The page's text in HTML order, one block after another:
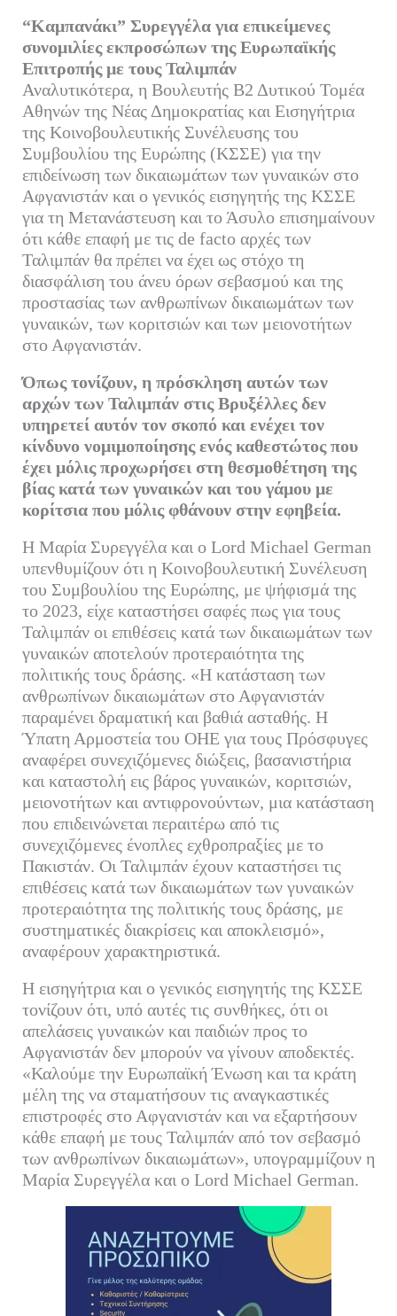
“Καμπανάκι” Συρεγγέλα για επικείμενες
συνομιλίες εκπροσώπων της Ευρωπαϊκής
Επιτροπής με τους Ταλιμπάν
Αναλυτικότερα, η Βουλευτής Β2 Δυτικού Τομέα
Αθηνών της Νέας Δημοκρατίας και Εισηγήτρια
της Κοινοβουλευτικής Συνέλευσης του
Συμβουλίου της Ευρώπης (ΚΣΣΕ) για την
επιδείνωση των δικαιωμάτων των γυναικών στο
Αφγανιστάν και ο γενικός εισηγητής της ΚΣΣΕ
για τη Μετανάστευση και το Άσυλο επισημαίνουν
ότι κάθε επαφή με τις de facto αρχές των
Ταλιμπάν θα πρέπει να έχει ως στόχο τη
διασφάλιση του άνευ όρων σεβασμού και της
προστασίας των ανθρωπίνων δικαιωμάτων των
γυναικών, των κοριτσιών και των μειονοτήτων
στο Αφγανιστάν.
Όπως τονίζουν, η πρόσκληση αυτών των
αρχών των Ταλιμπάν στις Βρυξέλλες δεν
υπηρετεί αυτόν τον σκοπό και ενέχει τον
κίνδυνο νομιμοποίησης ενός καθεστώτος που
έχει μόλις προχωρήσει στη θεσμοθέτηση της
βίας κατά των γυναικών και του γάμου με
κορίτσια που μόλις φθάνουν στην εφηβεία.
Η Μαρία Συρεγγέλα και ο Lord Michael German
υπενθυμίζουν ότι η Κοινοβουλευτική Συνέλευση
του Συμβουλίου της Ευρώπης, με ψήφισμά της
το 2023, είχε καταστήσει σαφές πως για τους
Ταλιμπάν οι επιθέσεις κατά των δικαιωμάτων των
γυναικών αποτελούν προτεραιότητα της
πολιτικής τους δράσης. «Η κατάσταση των
ανθρωπίνων δικαιωμάτων στο Αφγανιστάν
παραμένει δραματική και βαθιά ασταθής. Η
Ύπατη Αρμοστεία του ΟΗΕ για τους Πρόσφυγες
αναφέρει συνεχιζόμενες διώξεις, βασανιστήρια
και καταστολή εις βάρος γυναικών, κοριτσιών,
μειονοτήτων και αντιφρονούντων, μια κατάσταση
που επιδεινώνεται περαιτέρω από τις
συνεχιζόμενες ένοπλες εχθροπραξίες με το
Πακιστάν. Οι Ταλιμπάν έχουν καταστήσει τις
επιθέσεις κατά των δικαιωμάτων των γυναικών
προτεραιότητα της πολιτικής τους δράσης, με
συστηματικές διακρίσεις και αποκλεισμό»,
αναφέρουν χαρακτηριστικά.
Η εισηγήτρια και ο γενικός εισηγητής της ΚΣΣΕ
τονίζουν ότι, υπό αυτές τις συνθήκες, ότι οι
απελάσεις γυναικών και παιδιών προς το
Αφγανιστάν δεν μπορούν να γίνουν αποδεκτές.
«Καλούμε την Ευρωπαϊκή Ένωση και τα κράτη
μέλη της να σταματήσουν τις αναγκαστικές
επιστροφές στο Αφγανιστάν και να εξαρτήσουν
κάθε επαφή με τους Ταλιμπάν από τον σεβασμό
των ανθρωπίνων δικαιωμάτων», υπογραμμίζουν η
Μαρία Συρεγγέλα και ο Lord Michael German.